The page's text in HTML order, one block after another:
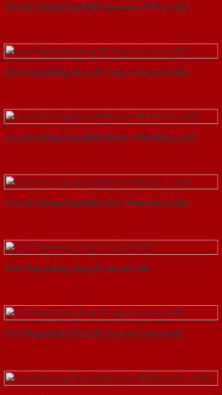
Cửa Gỗ Chống Cháy MDF Laminate P1R2-a-SGD
Cửa Thép Chống Cháy 2P 2 tay co thuy luc-SGD
Cửa Gỗ Chống Cháy MDF Veneer P1R2 ASH-a-SGD
Cửa Gỗ Chống Cháy MDF O4-C1 Phào chi-a-SGD
Cửa Thép Chống Cháy 2P van Gỗ-SGD
Cửa Thép Chống Cháy 2P tay nam Cửa-a-SGD